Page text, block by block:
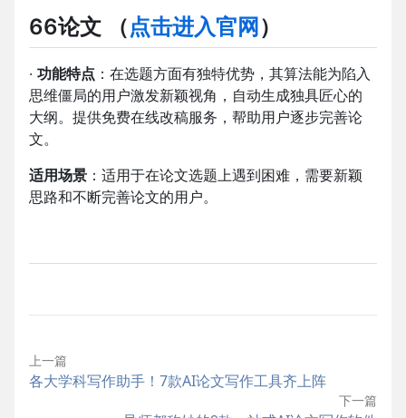
66论文 （点击进入官网 ）
· 功能特点 ：在选题方面有独特优势，其算法能为陷入
思维僵局的用户激发新颖视角，自动生成独具匠心的
大纲。提供免费在线改稿服务，帮助用户逐步完善论
文。
适用场景 ：适用于在论文选题上遇到困难，需要新颖
思路和不断完善论文的用户。
上一篇
各大学科写作助手！7款AI论文写作工具齐上阵
下一篇